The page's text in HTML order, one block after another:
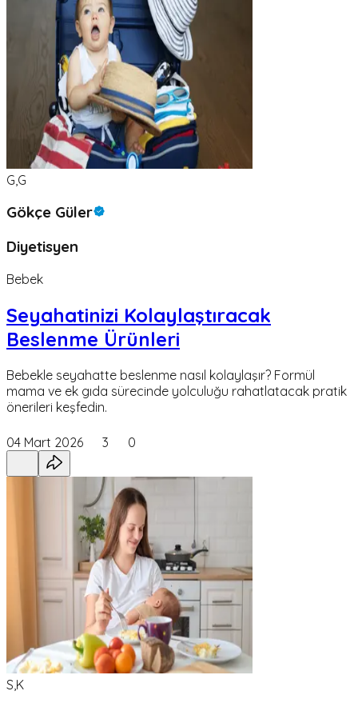
G,G
Gökçe Güler
Diyetisyen
Bebek
Seyahatinizi Kolaylaştıracak
Beslenme Ürünleri
Bebekle seyahatte beslenme nasıl kolaylaşır? Formül
mama ve ek gıda sürecinde yolculuğu rahatlatacak pratik
önerileri keşfedin.
04 Mart 2026 3 0
S,K